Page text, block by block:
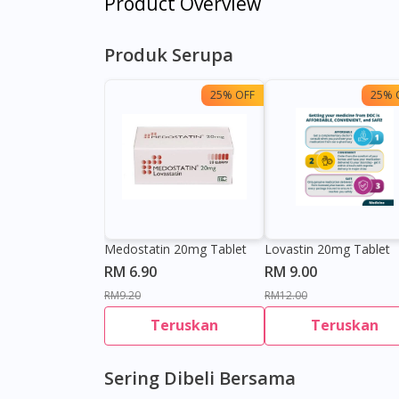
Produk Serupa
25% OFF
Medostatin 20mg Tablet
RM 6.90
RM9.20
Teruskan
25%
Lovastin 20mg Tablet
RM 9.00
RM12.00
Teruskan
Sering Dibeli Bersama